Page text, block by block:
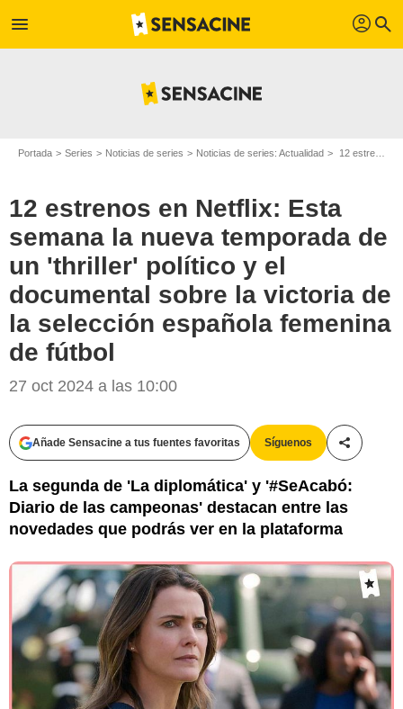
menu profil search
Portada Series Noticias de series Noticias de series: Actualidad 12 estrenos en Netflix: Esta semana la nueva temporada de un 'thriller' político y el documental sobre la victoria de la selección española femenina de fútbol
12 estrenos en Netflix: Esta
semana la nueva temporada de
un 'thriller' político y el
documental sobre la victoria de
la selección española femenina
de fútbol
27 oct 2024 a las 10:00
Añade Sensacine a tus fuentes favoritas Síguenos
La segunda de 'La diplomática' y '#SeAcabó:
Diario de las campeonas' destacan entre las
novedades que podrás ver en la plataforma